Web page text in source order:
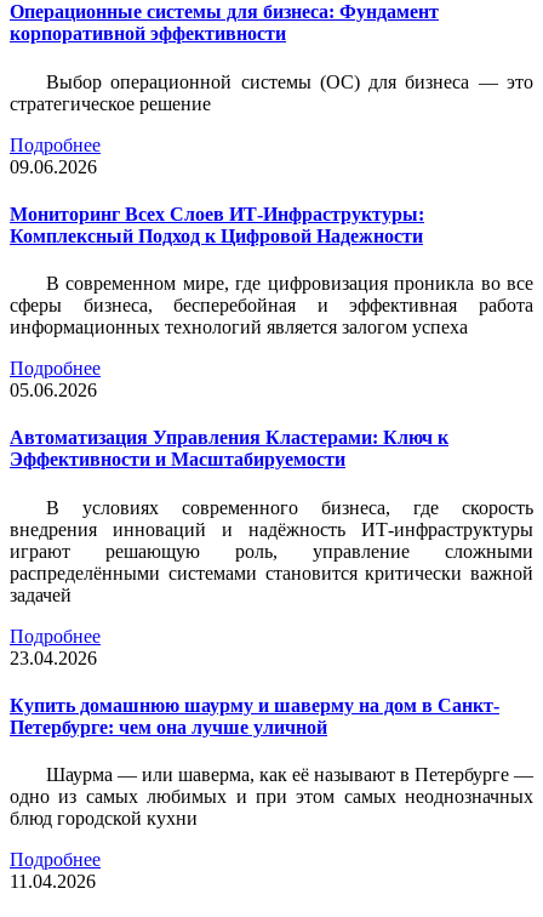
Операционные системы для бизнеса: Фундамент
корпоративной эффективности
Выбор операционной системы (ОС) для бизнеса — это
стратегическое решение
Подробнее
09.06.2026
Мониторинг Всех Слоев ИТ-Инфраструктуры:
Комплексный Подход к Цифровой Надежности
В современном мире, где цифровизация проникла во все
сферы бизнеса, бесперебойная и эффективная работа
информационных технологий является залогом успеха
Подробнее
05.06.2026
Автоматизация Управления Кластерами: Ключ к
Эффективности и Масштабируемости
В условиях современного бизнеса, где скорость
внедрения инноваций и надёжность ИТ-инфраструктуры
играют решающую роль, управление сложными
распределёнными системами становится критически важной
задачей
Подробнее
23.04.2026
Купить домашнюю шаурму и шаверму на дом в Санкт-
Петербурге: чем она лучше уличной
Шаурма — или шаверма, как её называют в Петербурге —
одно из самых любимых и при этом самых неоднозначных
блюд городской кухни
Подробнее
11.04.2026